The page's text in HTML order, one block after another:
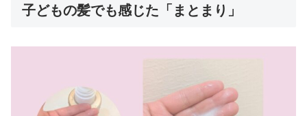
子どもの髪でも感じた「まとまり」